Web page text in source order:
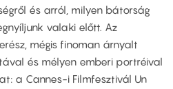
és arról, milyen bátorság
valaki előtt. Az
mégis finoman árnyalt
és mélyen emberi portréival
a Cannes-i Filmfesztivál Un